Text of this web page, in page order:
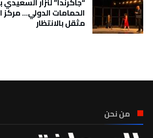
الحمامات الدولي… مركز
مثقل بالانتظار
من نحن